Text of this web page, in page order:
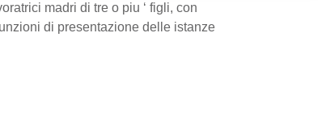
madri di tre o piu ‘ figli, con
di presentazione delle istanze